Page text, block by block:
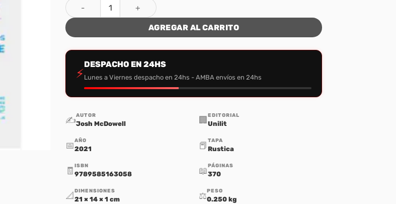
Truth cantidad
AGREGAR AL CARRITO
⚡
DESPACHO EN 24HS
Lunes a Viernes despacho en 24hs - AMBA envíos en 24hs
✍️AUTOR
Josh McDowell 🏢 EDITORIAL
Unilit
📅AÑO
2021 📕 TAPA
Rustica
🧾 ISBN
9789585163058 📖PÁGINAS
370
📐 DIMENSIONES
21 × 14 × 1 cm ⚖️PESO
0.250 kg